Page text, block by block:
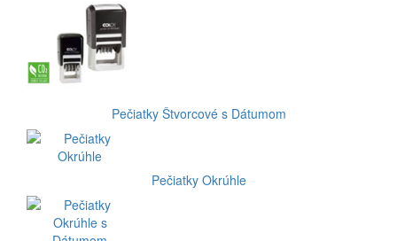
Pečiatky Štvorcové s Dátumom
Pečiatky Okrúhle